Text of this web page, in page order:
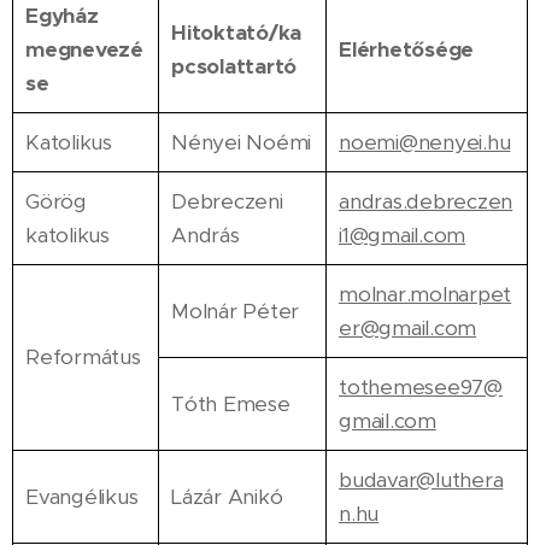
Egyház
megnevezé
se
Hitoktató/ka
pcsolattartó
Elérhetősége
Katolikus Nényei Noémi noemi@nenyei.hu
Görög
katolikus
Debreczeni
András
andras.debreczen
i1@gmail.com
Református
Molnár Péter
molnar.molnarpet
er@gmail.com
Tóth Emese
tothemesee97@
gmail.com
Evangélikus Lázár Anikó
budavar@luthera
n.hu